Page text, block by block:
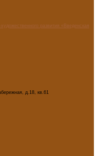
развития «Введенская
д.18, кв.61